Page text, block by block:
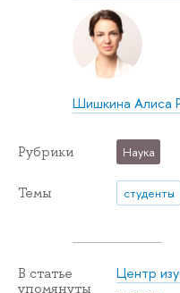
Шишкина Алиса
Рубрики Наука
Темы студенты
В статье
упомянуты
Центр